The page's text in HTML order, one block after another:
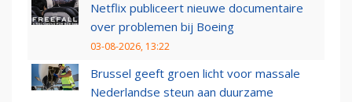
Netflix publiceert nieuwe documentaire
over problemen bij Boeing
03-08-2026, 13:22
Brussel geeft groen licht voor massale
Nederlandse steun aan duurzame